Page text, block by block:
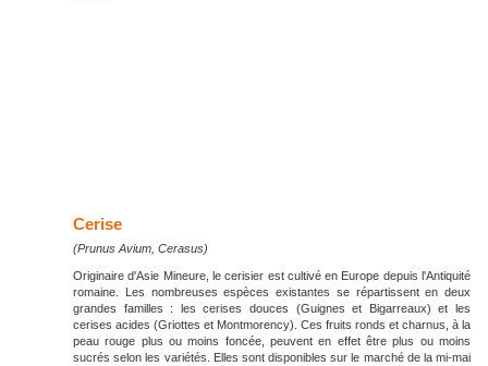
Cerise
(Prunus Avium, Cerasus)
Originaire d'Asie Mineure, le cerisier est cultivé en Europe depuis l'Antiquité
romaine. Les nombreuses espèces existantes se répartissent en deux
grandes familles : les cerises douces (Guignes et Bigarreaux) et les
cerises acides (Griottes et Montmorency). Ces fruits ronds et charnus, à la
peau rouge plus ou moins foncée, peuvent en effet être plus ou moins
sucrés selon les variétés. Elles sont disponibles sur le marché de la mi-mai